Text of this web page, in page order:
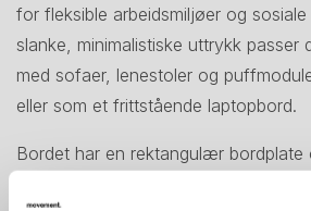
for fleksible arbeidsmiljøer og
slanke, minimalistiske uttrykk passer
med sofaer, lenestoler og
eller som et frittstående laptopbord.
Bordet har en rektangulær bordplate